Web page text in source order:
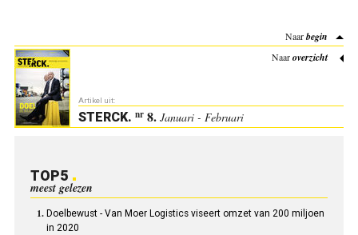
Naarbegin
Naaroverzicht
Artikel uit:
STERCK. nr8. Januari - Februari
TOP5
meest gelezen
Doelbewust - Van Moer Logistics viseert omzet van 200 miljoen
in 2020